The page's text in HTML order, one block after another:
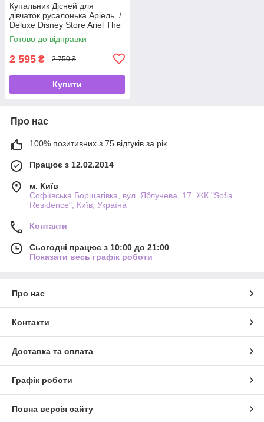
Купальник Дісней для
дівчаток русалонька Аріель /
Deluxe Disney Store Ariel The
Little Mermaid 🧜‍♀️✨
Готово до відправки
2 595 ₴ 2 750 ₴
Купити
Про нас
100% позитивних з 75 відгуків за рік
Працює з 12.02.2014
м. Київ
Софіївська Борщагівка, вул. Яблунева, 17. ЖК "Sofia
Residence", Київ, Україна
Контакти
Сьогодні працює з 10:00 до 21:00
Показати весь графік роботи
Про нас
Контакти
Доставка та оплата
Графік роботи
Повна версія сайту